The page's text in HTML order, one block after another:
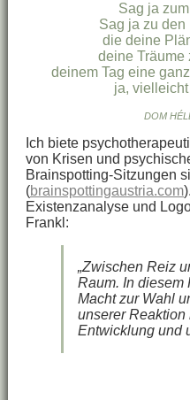
Sag ja
Sag ja zu den
die deine
deine Träume
deinem Tag eine
ja,
DOM
Ich biete
von Krisen und
Brainspotting-Sitzungen
(brainspottingaustria.com
Existenzanalyse und
Frankl:
„Zwischen Reiz
Raum. In diesem
Macht zur Wahl
unserer
Entwicklung und